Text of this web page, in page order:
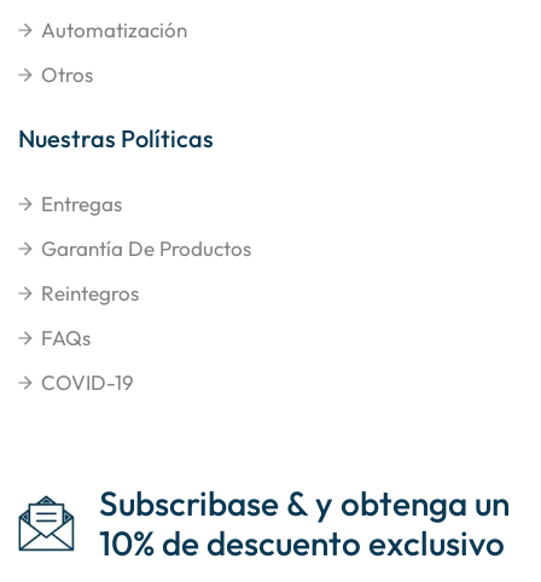
Automatización
Otros
Nuestras Políticas
Entregas
Garantía De Productos
Reintegros
FAQs
COVID-19
Subscribase & y obtenga un
10% de descuento exclusivo